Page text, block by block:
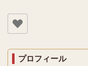
プロフィール